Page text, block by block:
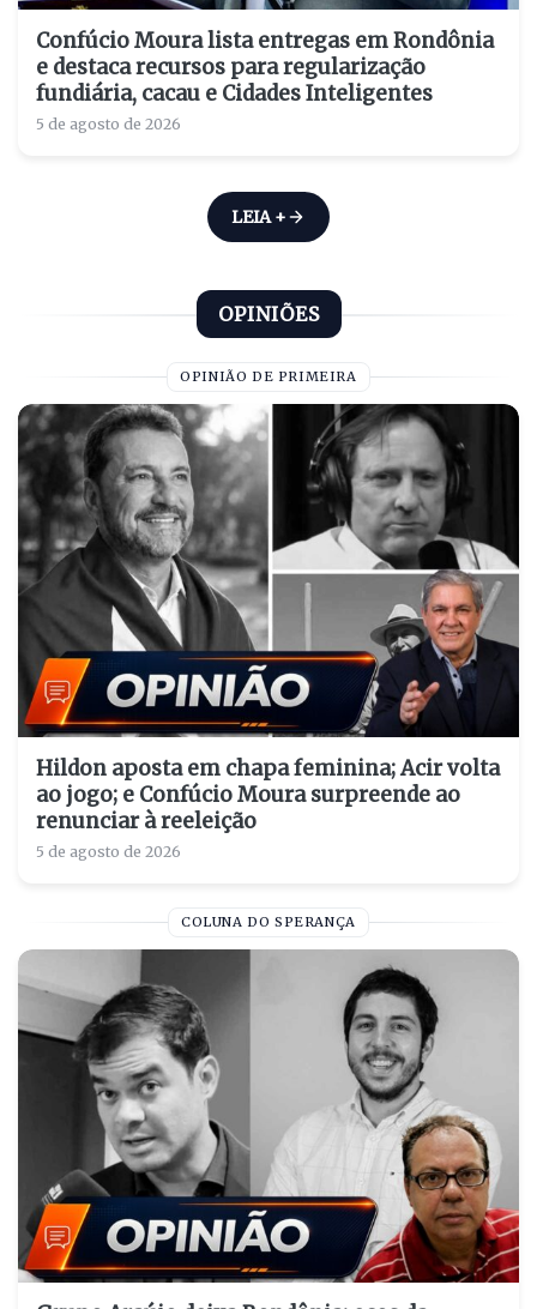
Confúcio Moura lista entregas em Rondônia
e destaca recursos para regularização
fundiária, cacau e Cidades Inteligentes
5 de agosto de 2026
LEIA +
OPINIÕES
OPINIÃO DE PRIMEIRA
Hildon aposta em chapa feminina; Acir volta
ao jogo; e Confúcio Moura surpreende ao
renunciar à reeleição
5 de agosto de 2026
COLUNA DO SPERANÇA